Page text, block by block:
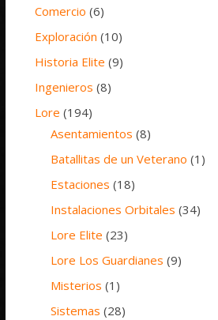
Comercio (6)
Exploración (10)
Historia Elite (9)
Ingenieros (8)
Lore (194)
Asentamientos (8)
Batallitas de un Veterano (1)
Estaciones (18)
Instalaciones Orbitales (34)
Lore Elite (23)
Lore Los Guardianes (9)
Misterios (1)
Sistemas (28)